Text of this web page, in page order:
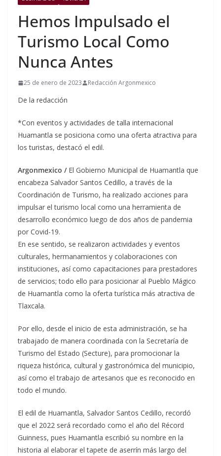
Hemos Impulsado el
Turismo Local Como
Nunca Antes
25 de enero de 2023 Redacción Argonmexico
De la redacción
*Con eventos y actividades de talla internacional
Huamantla se posiciona como una oferta atractiva para
los turistas, destacó el edil.
Argonmexico / El Gobierno Municipal de Huamantla que
encabeza Salvador Santos Cedillo, a través de la
Coordinación de Turismo, ha realizado acciones para
impulsar el turismo local como una herramienta de
desarrollo económico luego de dos años de pandemia
por Covid-19.
En ese sentido, se realizaron actividades y eventos
culturales, hermanamientos y colaboraciones con
instituciones, así como capacitaciones para prestadores
de servicios; todo ello para posicionar al Pueblo Mágico
de Huamantla como la oferta turística más atractiva de
Tlaxcala.
Por ello, desde el inicio de esta administración, se ha
trabajado de manera coordinada con la Secretaría de
Turismo del Estado (Secture), para promocionar la
riqueza histórica, cultural y gastronómica del municipio,
así como el trabajo de artesanos que es reconocido en
todo el mundo.
El edil de Huamantla, Salvador Santos Cedillo, recordó
que el 2022 será recordado como el año del Récord
Guinness, pues Huamantla escribió su nombre en la
historia al elaborar el tapete de aserrín más largo del